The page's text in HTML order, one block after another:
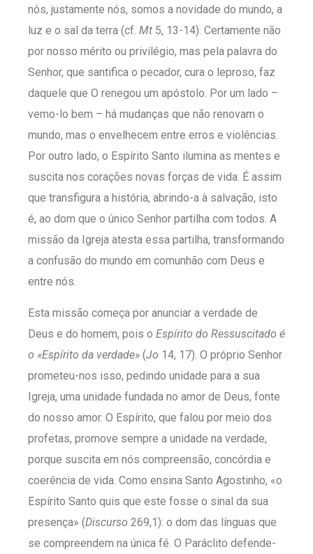
nós, justamente nós, somos a novidade do mundo, a
luz e o sal da terra (cf. Mt 5, 13-14). Certamente não
por nosso mérito ou privilégio, mas pela palavra do
Senhor, que santifica o pecador, cura o leproso, faz
daquele que O renegou um apóstolo. Por um lado –
vemo-lo bem – há mudanças que não renovam o
mundo, mas o envelhecem entre erros e violências.
Por outro lado, o Espírito Santo ilumina as mentes e
suscita nos corações novas forças de vida. É assim
que transfigura a história, abrindo-a à salvação, isto
é, ao dom que o único Senhor partilha com todos. A
missão da Igreja atesta essa partilha, transformando
a confusão do mundo em comunhão com Deus e
entre nós.
Esta missão começa por anunciar a verdade de
Deus e do homem, pois o Espírito do Ressuscitado é
o «Espírito da verdade» (Jo 14, 17). O próprio Senhor
prometeu-nos isso, pedindo unidade para a sua
Igreja, uma unidade fundada no amor de Deus, fonte
do nosso amor. O Espírito, que falou por meio dos
profetas, promove sempre a unidade na verdade,
porque suscita em nós compreensão, concórdia e
coerência de vida. Como ensina Santo Agostinho, «o
Espírito Santo quis que este fosse o sinal da sua
presença» (Discurso 269,1): o dom das línguas que
se compreendem na única fé. O Paráclito defende-